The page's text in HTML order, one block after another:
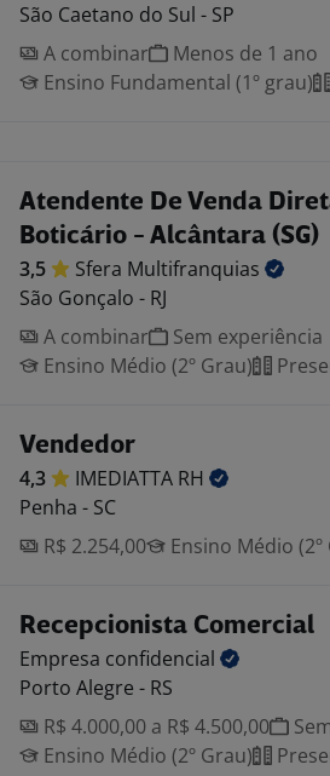
São Caetano do Sul - SP
A combinar
Menos de 1 ano
Ensino Fundamental (1º grau)
Atendente De Venda
Boticário - Alcântara (SG)
3,5 Sfera Multifranquias
São Gonçalo - RJ
A combinar
Sem experiência
Ensino Médio (2º Grau)
Vendedor
4,3 IMEDIATTA RH
Penha - SC
R$ 2.254,00
Ensino Médio (2º
Recepcionista Comercial
Empresa confidencial
Porto Alegre - RS
R$ 4.000,00 a R$ 4.500,00
Ensino Médio (2º Grau)